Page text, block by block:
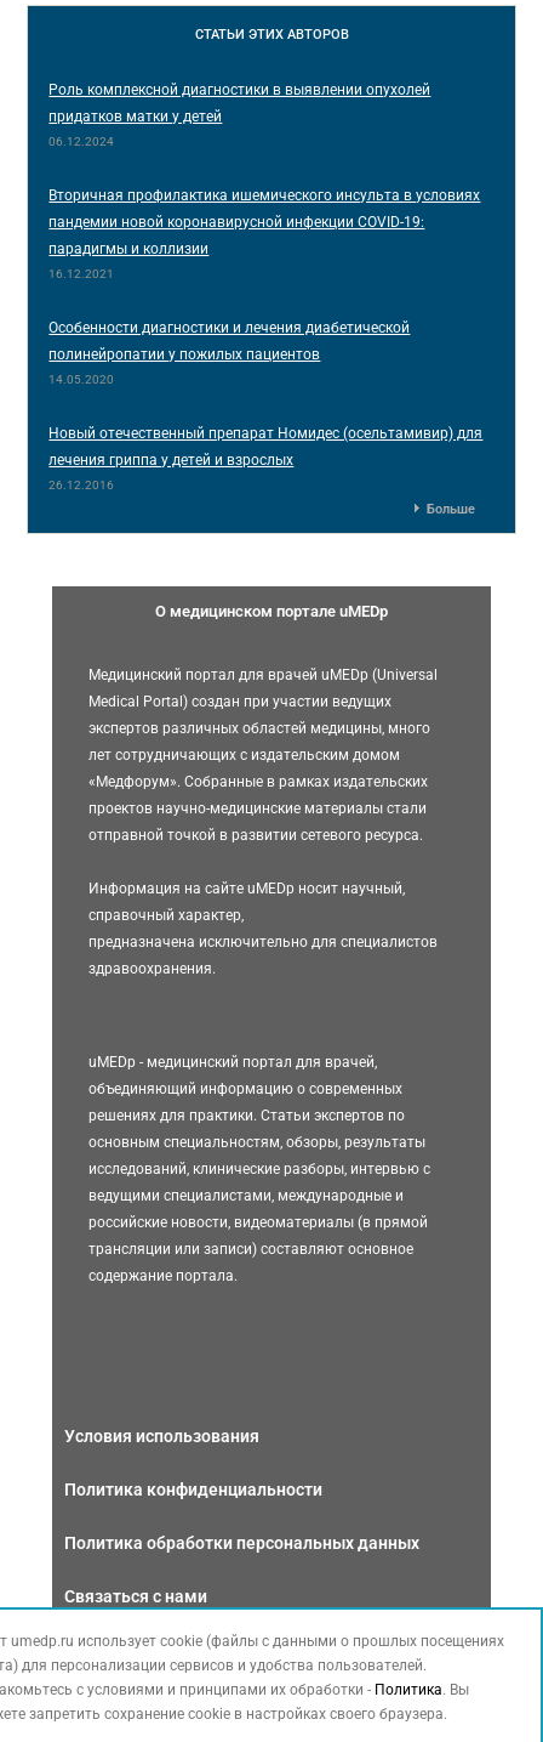
СТАТЬИ ЭТИХ АВТОРОВ
Роль комплексной диагностики в выявлении опухолей
придатков матки у детей
06.12.2024
Вторичная профилактика ишемического инсульта в условиях
пандемии новой коронавирусной инфекции COVID-19:
парадигмы и коллизии
16.12.2021
Особенности диагностики и лечения диабетической
полинейропатии у пожилых пациентов
14.05.2020
Новый отечественный препарат Номидес (осельтамивир) для
лечения гриппа у детей и взрослых
26.12.2016
Больше
О медицинском портале uMEDp
Медицинский портал для врачей uMEDp (Universal
Medical Portal) создан при участии ведущих
экспертов различных областей медицины, много
лет сотрудничающих с издательским домом
«Медфорум». Собранные в рамках издательских
проектов научно-медицинские материалы стали
отправной точкой в развитии сетевого ресурса.
Информация на сайте uMEDp носит научный,
справочный характер,
предназначена исключительно для специалистов
здравоохранения.
uMEDp - медицинский портал для врачей,
объединяющий информацию о современных
решениях для практики. Статьи экспертов по
основным специальностям, обзоры, результаты
исследований, клинические разборы, интервью с
ведущими специалистами, международные и
российские новости, видеоматериалы (в прямой
трансляции или записи) составляют основное
содержание портала.
Условия использования
Политика конфиденциальности
Политика обработки персональных данных
Связаться с нами
umedp.ru использует cookie (файлы с данными о прошлых посещениях
для персонализации сервисов и удобства пользователей.
с условиями и принципами их обработки - Политика. Вы
запретить сохранение cookie в настройках своего браузера.